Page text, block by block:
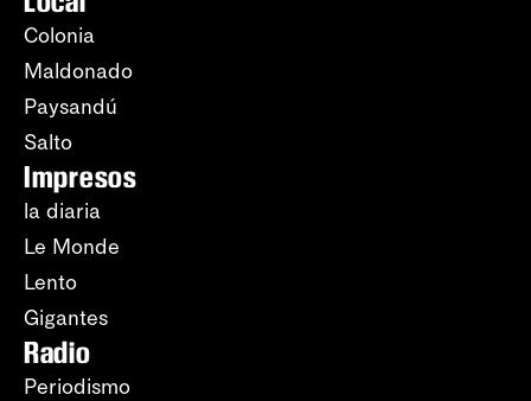
Colonia
Maldonado
Paysandú
Salto
Impresos
la diaria
Le Monde
Lento
Gigantes
Radio
Periodismo